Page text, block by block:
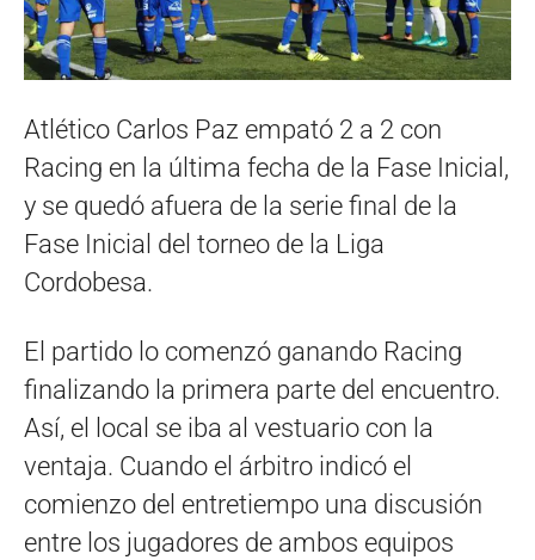
Atlético Carlos Paz empató 2 a 2 con
Racing en la última fecha de la Fase Inicial,
y se quedó afuera de la serie final de la
Fase Inicial del torneo de la Liga
Cordobesa.
El partido lo comenzó ganando Racing
finalizando la primera parte del encuentro.
Así, el local se iba al vestuario con la
ventaja. Cuando el árbitro indicó el
comienzo del entretiempo una discusión
entre los jugadores de ambos equipos